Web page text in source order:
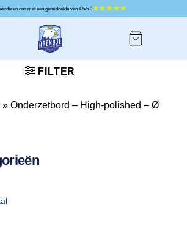
65 klanten waarderen ons met een gemiddelde van 4.5/5.0
FILTER
» Onderzetbord – High-polished – Ø